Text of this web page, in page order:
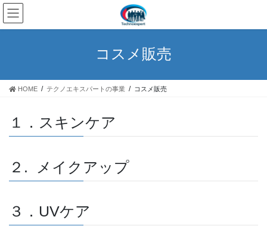
コ
ン
テ
ス
ナ
ビ
ゲ
ン
コスメ販売
HOME テクノエキスパートの事業 コスメ販売
１．スキンケア
２. メイクアップ
３．UVケア